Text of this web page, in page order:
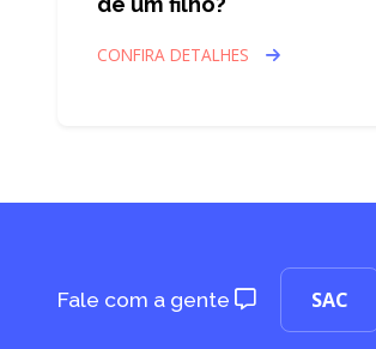
CONFIRA DETALHES
Fale com a gente SAC